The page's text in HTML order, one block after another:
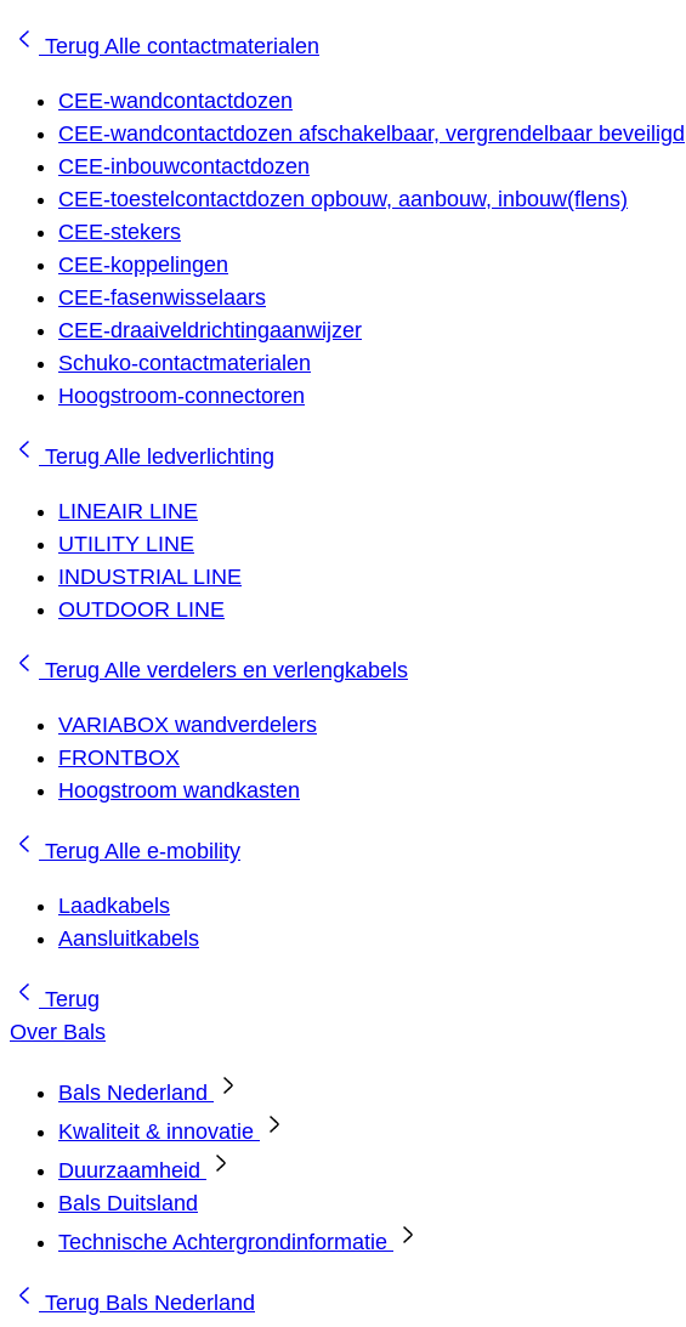
Terug Alle contactmaterialen
CEE-wandcontactdozen
CEE-wandcontactdozen afschakelbaar, vergrendelbaar beveiligd
CEE-inbouwcontactdozen
CEE-toestelcontactdozen opbouw, aanbouw, inbouw(flens)
CEE-stekers
CEE-koppelingen
CEE-fasenwisselaars
CEE-draaiveldrichtingaanwijzer
Schuko-contactmaterialen
Hoogstroom-connectoren
Terug Alle ledverlichting
LINEAIR LINE
UTILITY LINE
INDUSTRIAL LINE
OUTDOOR LINE
Terug Alle verdelers en verlengkabels
VARIABOX wandverdelers
FRONTBOX
Hoogstroom wandkasten
Terug Alle e-mobility
Laadkabels
Aansluitkabels
Terug
Over Bals
Bals Nederland
Kwaliteit & innovatie
Duurzaamheid
Bals Duitsland
Technische Achtergrondinformatie
Terug Bals Nederland